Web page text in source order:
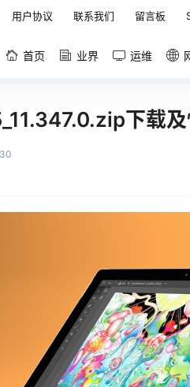
用户协议 联系我们 留言板
首页 业界 运维
下载